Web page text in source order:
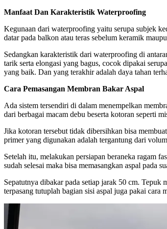
Manfaat Dan Karakteristik Waterproofing
Kegunaan dari waterproofing yaitu serupa subjek
datar pada balkon atau teras sebelum keramik
Sedangkan karakteristik dari waterproofing di
tarik serta elongasi yang bagus, cocok dipakai
yang baik. Dan yang terakhir adalah daya tahan
Cara Pemasangan Membran Bakar Aspal
Ada sistem tersendiri di dalam menempelkan
dari berbagai macam debu beserta kotoran seperti
Jika kotoran tersebut tidak dibersihkan bisa membuat
primer yang digunakan adalah tergantung dari
Setelah itu, melakukan persiapan beraneka ragam
sudah selesai maka bisa memasangkan aspal pada
Sepatutnya dibakar pada setiap jarak 50 cm. Tepuk
terpasang tutuplah bagian sisi aspal juga pakai cara